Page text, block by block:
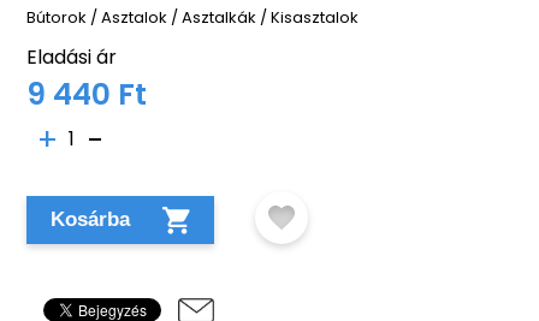
Bútorok /Asztalok /Asztalkák /Kisasztalok
Eladási ár
9 440 Ft
1
Kosárba